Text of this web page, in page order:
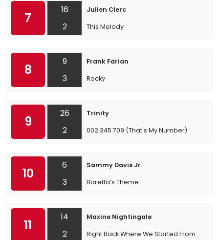
7
16
2
Julien Clerc
This Melody
8
9
3
Frank Farian
Rocky
9
26
2
Trinity
002.345.709 (That's My Number)
10
6
3
Sammy Davis Jr.
Baretta’s Theme
11
14
2
Maxine Nightingale
Right Back Where We Started From